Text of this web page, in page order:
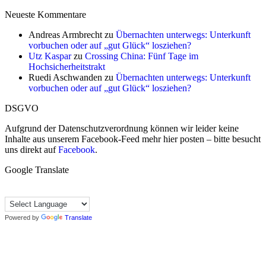
Neueste Kommentare
Andreas Armbrecht zu Übernachten unterwegs: Unterkunft
vorbuchen oder auf „gut Glück“ losziehen?
Utz Kasparzu Crossing China: Fünf Tage im
Hochsicherheitstrakt
Ruedi Aschwanden zu Übernachten unterwegs: Unterkunft
vorbuchen oder auf „gut Glück“ losziehen?
DSGVO
Aufgrund der Datenschutzverordnung können wir leider keine
Inhalte aus unserem Facebook-Feed mehr hier posten – bitte besucht
uns direkt aufFacebook.
Google Translate
Powered by Translate